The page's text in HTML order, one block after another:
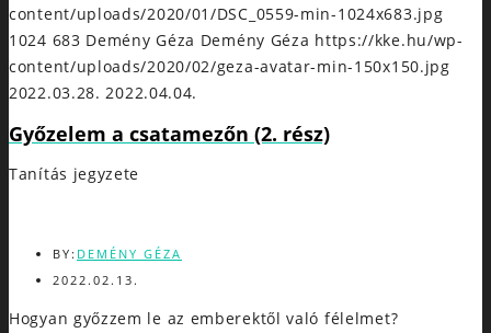
content/uploads/2020/01/DSC_0559-min-1024x683.jpg
1024 683 Demény Géza Demény Géza https://kke.hu/wp-
content/uploads/2020/02/geza-avatar-min-150x150.jpg
2022.03.28. 2022.04.04.
Győzelem a csatamezőn (2. rész)
Tanítás jegyzete
BY: DEMÉNY GÉZA
2022.02.13.
Hogyan győzzem le az emberektől való félelmet?